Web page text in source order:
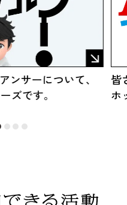
ンサーについて、
ズです。
皆
ホ